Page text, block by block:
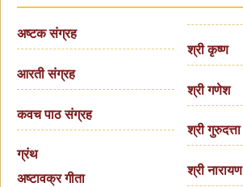
अष्टक संग्रह
आरती संग्रह
कवच पाठ संग्रह
ग्रंथ
अष्टावक्र गीता
श्री कृष्ण
श्री गणेश
श्री गुरुदत्ता
श्री नारायण